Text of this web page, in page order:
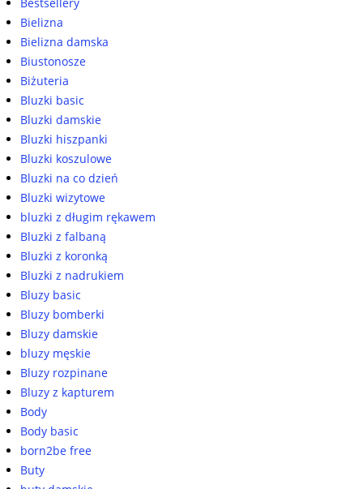
Bielizna
Bielizna damska
Biustonosze
Biżuteria
Bluzki basic
Bluzki damskie
Bluzki hiszpanki
Bluzki koszulowe
Bluzki na co dzień
Bluzki wizytowe
bluzki z długim rękawem
Bluzki z falbaną
Bluzki z koronką
Bluzki z nadrukiem
Bluzy basic
Bluzy bomberki
Bluzy damskie
bluzy męskie
Bluzy rozpinane
Bluzy z kapturem
Body
Body basic
born2be free
Buty